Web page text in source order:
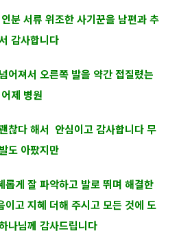
분 서류 위조한 사기꾼을 남편과 추
감사합니다
어져서 오른쪽 발을 약간 접질렸는
제 병원
찮다 해서 안심이고 감사합니다 무
도 아팠지만
롭게 잘 파악하고 발로 뛰며 해결한
이고 지혜 더해 주시고 모든 것에 도
나님께 감사드립니다